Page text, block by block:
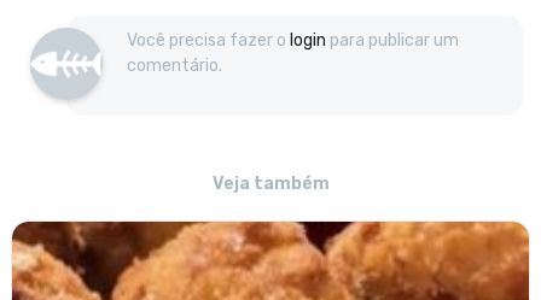
Você precisa fazer o login para publicar um
comentário.
Veja também